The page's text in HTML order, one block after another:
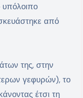
υπόλοιπο
από
της, στην
γεφυρών), το
έτσι τη